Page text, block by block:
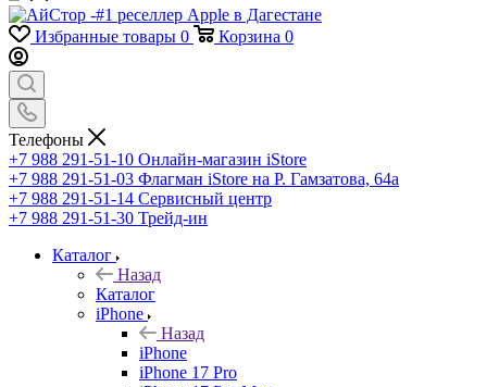
Избранные товары 0 Корзина 0
Телефоны
+7 988 291-51-10 Онлайн-магазин iStore
+7 988 291-51-03 Флагман iStore на Р. Гамзатова, 64а
+7 988 291-51-14 Сервисный центр
+7 988 291-51-30 Трейд-ин
Каталог
Назад
Каталог
iPhone
Назад
iPhone
iPhone 17 Pro